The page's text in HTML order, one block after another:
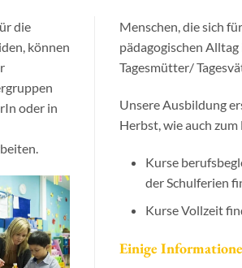
die
können
oder in
Menschen, die sich
pädagogischen
Tagesmütter/
Unsere Ausbildung
Herbst, wie auch
Kurse
der Schulferien
Kurse Vollzeit
Einige